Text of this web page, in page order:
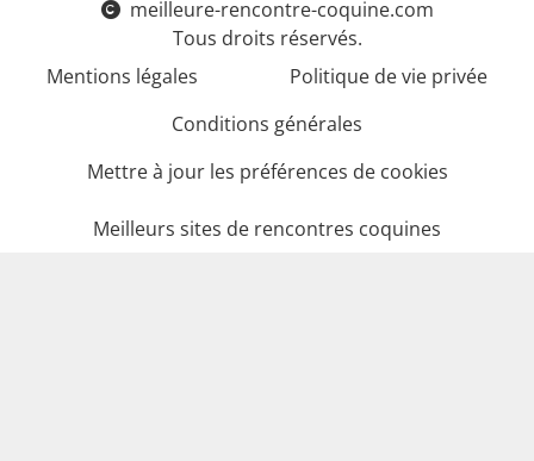
meilleure-rencontre-coquine.com
Tous droits réservés.
Mentions légales
Politique de vie privée
Conditions générales
Mettre à jour les préférences de cookies
Meilleurs sites de rencontres coquines